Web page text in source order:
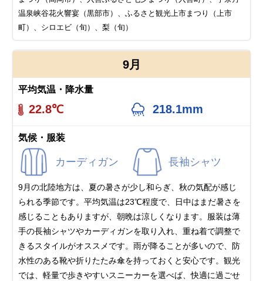
温泉峡谷花火響宴（黒部市）、ふるさと観光上市まつり（上市
町）、シロエビ（旬）、梨（旬）
9月
平均気温・降水量
22.8℃ 218.1mm
気候・服装
カーディガン 長袖シャツ
9月の北陸地方は、夏の暑さが少し和らぎ、秋の気配が感じ
られる季節です。平均気温は23℃程度で、日中はまだ暑さを
感じることもありますが、朝晩は涼しくなります。服装は薄
手の長袖シャツやカーディガンを取り入れ、重ね着で調整で
きるスタイルがオススメです。雨が降ることが多いので、防
水性のある靴や折りたたみ傘を持っておくと安心です。観光
では、軽量で歩きやすいスニーカーを選べば、快適に過ごせ